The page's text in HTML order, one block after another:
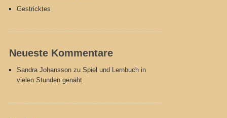
Gestricktes
Neueste Kommentare
Sandra Johanssonzu Spiel und Lernbuch in
vielen Stunden genäht